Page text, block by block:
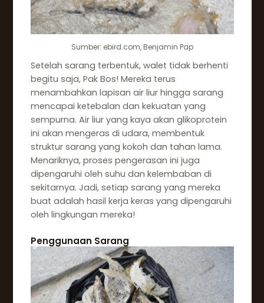
Sumber: ebird.com, Benjamin Pap
Setelah sarang terbentuk, walet tidak berhenti
begitu saja, Pak Bos! Mereka terus
menambahkan lapisan air liur hingga sarang
mencapai ketebalan dan kekuatan yang
sempurna. Air liur yang kaya akan glikoprotein
ini akan mengeras di udara, membentuk
struktur sarang yang kokoh dan tahan lama.
Menariknya, proses pengerasan ini juga
dipengaruhi oleh suhu dan kelembaban di
sekitarnya. Jadi, setiap sarang yang mereka
buat adalah hasil kerja keras yang dipengaruhi
oleh lingkungan mereka!
Penggunaan Sarang